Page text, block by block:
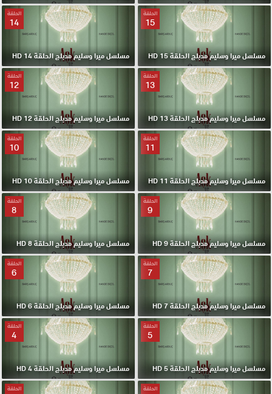
الحلقة
15
مسلسل ميرا وسليم مدبلج الحلقة 15 HD
الحلقة
14
مسلسل ميرا وسليم مدبلج الحلقة 14 HD
الحلقة
13
مسلسل ميرا وسليم مدبلج الحلقة 13 HD
الحلقة
12
مسلسل ميرا وسليم مدبلج الحلقة 12 HD
الحلقة
11
مسلسل ميرا وسليم مدبلج الحلقة 11 HD
الحلقة
10
مسلسل ميرا وسليم مدبلج الحلقة 10 HD
الحلقة
9
مسلسل ميرا وسليم مدبلج الحلقة 9 HD
الحلقة
8
مسلسل ميرا وسليم مدبلج الحلقة 8 HD
الحلقة
7
مسلسل ميرا وسليم مدبلج الحلقة 7 HD
الحلقة
6
مسلسل ميرا وسليم مدبلج الحلقة 6 HD
الحلقة
5
مسلسل ميرا وسليم مدبلج الحلقة 5 HD
الحلقة
4
مسلسل ميرا وسليم مدبلج الحلقة 4 HD
الحلقة الحلقة